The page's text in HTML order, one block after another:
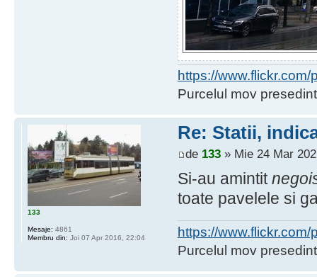
https://
Purcelul mov
Re: Statii,
de 133» Mie 24 Mar
Si-au amintit
toate pavelele si
https://
Purcelul mov
133
Mesaje: 4861
Membru din: Joi 07 Apr 2016, 22:04